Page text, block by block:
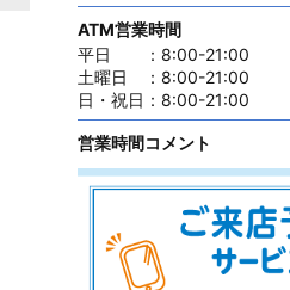
ATM営業時間
平日
： 8:00-21:00
土曜日
： 8:00-21:00
日・祝日 ： 8:00-21:00
営業時間コメント